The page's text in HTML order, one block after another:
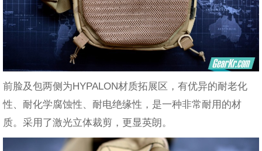
前脸及包两侧为HYPALON材质拓展区，有优异的耐老化
性、耐化学腐蚀性、耐电绝缘性，是一种非常耐用的材
质。采用了激光立体裁剪，更显英朗。